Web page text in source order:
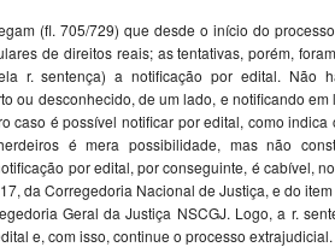
(fl. 705/729) que desde o início do
de direitos reais; as tentativas, porém,
r. sentença) a notificação por edital. Não
ou desconhecido, de um lado, e notificando
caso é possível notificar por edital, como
é mera possibilidade, mas não
por edital, por conseguinte, é cabível,
da Corregedoria Nacional de Justiça, e do
Geral da Justiça NSCGJ. Logo, a r.
e, com isso, continue o processo extrajudicial.